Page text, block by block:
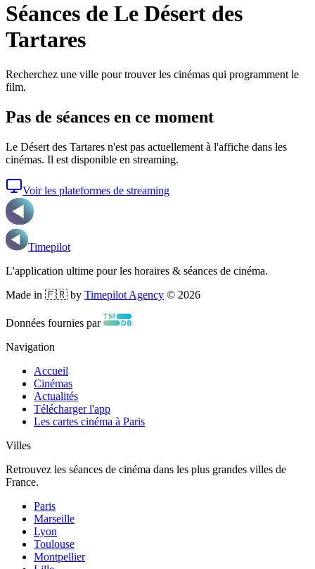
Séances de Le Désert des
Tartares
Recherchez une ville pour trouver les cinémas qui programment le
film.
Pas de séances en ce moment
Le Désert des Tartares n'est pas actuellement à l'affiche dans les
cinémas. Il est disponible en streaming.
Voir les plateformes de streaming
Timepilot
L'application ultime pour les horaires & séances de cinéma.
Made in 🇫🇷 by Timepilot Agency © 2026
Données fournies par
Navigation
Accueil
Cinémas
Actualités
Télécharger l'app
Les cartes cinéma à Paris
Villes
Retrouvez les séances de cinéma dans les plus grandes villes de
France.
Paris
Marseille
Lyon
Toulouse
Montpellier